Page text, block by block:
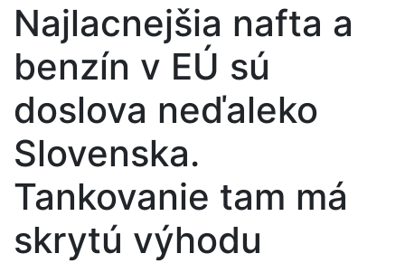
Najlacnejšia nafta a
benzín v EÚ sú
doslova neďaleko
Slovenska.
Tankovanie tam má
skrytú výhodu